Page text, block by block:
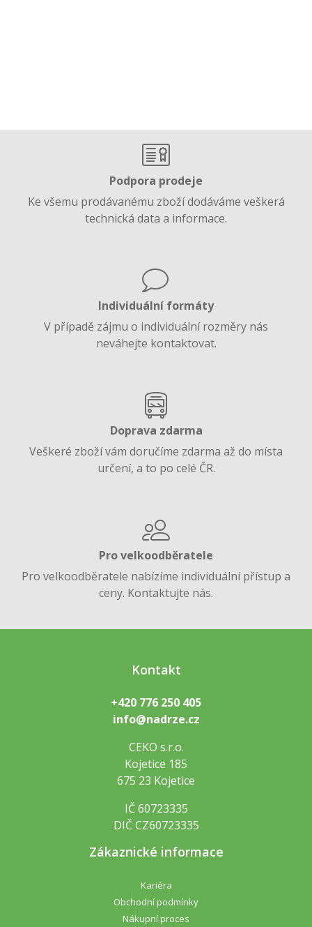
Podpora prodeje
Ke všemu prodávanému zboží dodáváme veškerá
technická data a informace.
Individuální formáty
V případě zájmu o individuální rozměry nás
neváhejte kontaktovat.
Doprava zdarma
Veškeré zboží vám doručíme zdarma až do místa
určení, a to po celé ČR.
Pro velkoodběratele
Pro velkoodběratele nabízíme individuální přístup a
ceny. Kontaktujte nás.
Kontakt
+420 776 250 405
info@nadrze.cz
CEKO s.r.o.
Kojetice 185
675 23 Kojetice
IČ 60723335
DIČ CZ60723335
Zákaznické informace
Kariéra
Obchodní podmínky
Nákupní proces